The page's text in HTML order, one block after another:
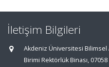
İletişim Bilgileri
Akdeniz Üniversitesi Bilimsel
Birimi Rektörlük Binası, 07058